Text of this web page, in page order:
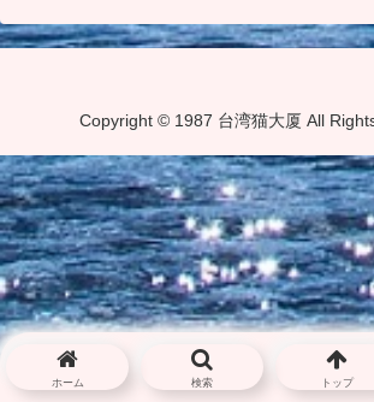
Copyright © 1987 台湾猫大厦 All
ホーム 検索 トップ